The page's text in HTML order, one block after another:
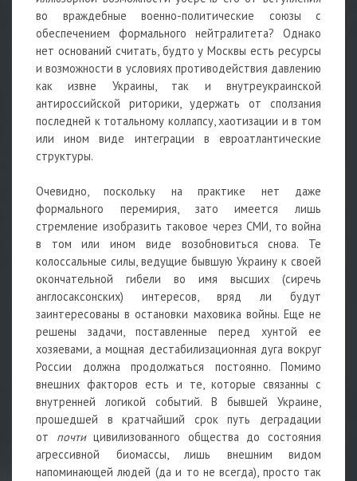
во враждебные военно-политические союзы с
обеспечением формального нейтралитета? Однако
нет оснований считать, будто у Москвы есть ресурсы
и возможности в условиях противодействия давлению
как извне Украины, так и внутреукраинской
антироссийской риторики, удержать от сползания
последней к тотальному коллапсу, хаотизации и в том
или ином виде интеграции в евроатлантические
структуры.
Очевидно, поскольку на практике нет даже
формального перемирия, зато имеется лишь
стремление изобразить таковое через СМИ, то война
в том или ином виде возобновиться снова. Те
колоссальные силы, ведущие бывшую Украину к своей
окончательной гибели во имя высших (сиречь
англосаксонских) интересов, вряд ли будут
заинтересованы в остановки маховика войны. Еще не
решены задачи, поставленные перед хунтой ее
хозяевами, а мощная дестабилизационная дуга вокруг
России должна продолжаться постоянно. Помимо
внешних факторов есть и те, которые связанны с
внутренней логикой событий. В бывшей Украине,
прошедшей в кратчайший срок путь деградации
от почтицивилизованного общества до состояния
агрессивной биомассы, лишь внешним видом
напоминающей людей (да и то не всегда), просто так